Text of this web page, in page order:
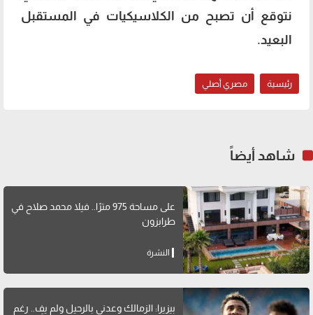
نتوقع أن تصبح من الكلاسيكيات في المستقبل
البعيد.
رئيسية مصري أصلي
شاهد أيضاً
على مساحة 975 مترًا.. فيلا محمد صلاح في
طرابزون
النشرة
بيزيرا: الزمالك وعدني بالرحيل ولم يفِ.. رغم